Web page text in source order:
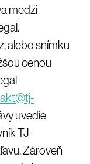
medzi
alebo snímku
cenou
uvedie
TJ-
Zároveň